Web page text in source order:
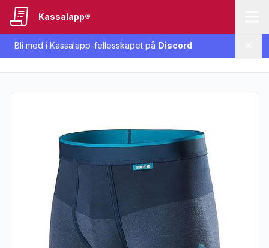
Bli med i Kassalapp-fellesskapet på Discord
Kassalapp®